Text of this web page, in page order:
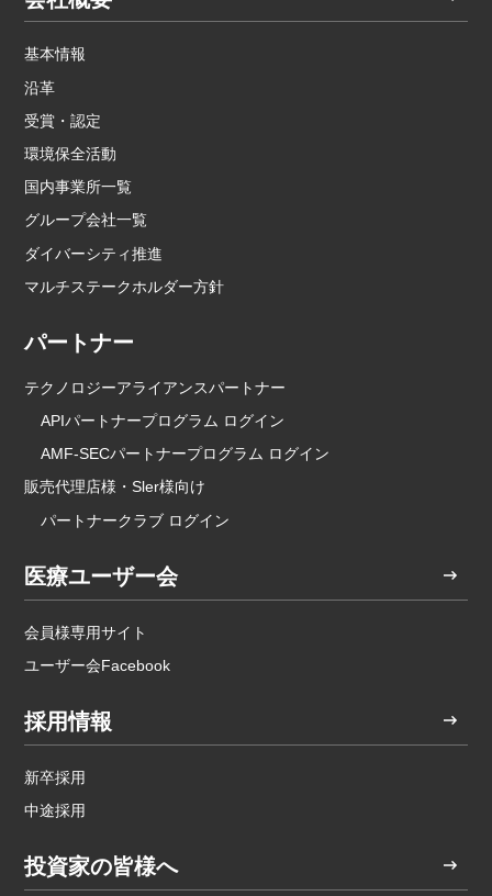
基本情報
沿革
受賞・認定
環境保全活動
国内事業所一覧
グループ会社一覧
ダイバーシティ推進
マルチステークホルダー方針
パートナー
テクノロジーアライアンスパートナー
APIパートナープログラム ログイン
AMF-SECパートナープログラム ログイン
販売代理店様・Sler様向け
パートナークラブ ログイン
医療ユーザー会
会員様専用サイト
ユーザー会Facebook
採用情報
新卒採用
中途採用
投資家の皆様へ